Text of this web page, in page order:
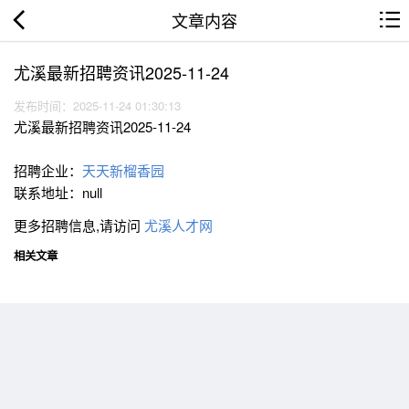
文章内容
尤溪最新招聘资讯2025-11-24
发布时间：2025-11-24 01:30:13
尤溪最新招聘资讯2025-11-24
招聘企业： 天天新榴香园
联系地址：null
更多招聘信息,请访问 尤溪人才网
相关文章